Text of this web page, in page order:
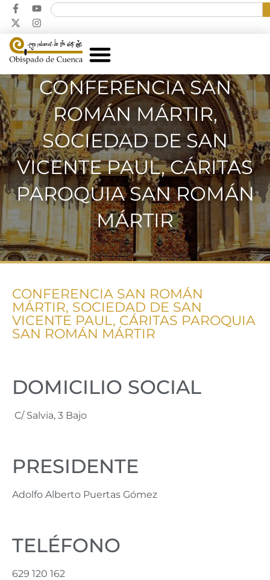
CONFERENCIA SAN
ROMÁN MÁRTIR,
SOCIEDAD DE SAN
VICENTE PAUL, CÁRITAS
PAROQUIA SAN ROMÁN
MÁRTIR
CONFERENCIA SAN ROMÁN
MÁRTIR, SOCIEDAD DE SAN
VICENTE PAUL, CÁRITAS PAROQUIA
SAN ROMÁN MÁRTIR
DOMICILIO SOCIAL
C/ Salvia, 3 Bajo
PRESIDENTE
Adolfo Alberto Puertas Gómez
TELÉFONO
629 120 162